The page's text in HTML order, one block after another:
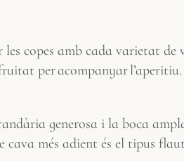
copes amb cada varietat de
per acompanyar
generosa i la boca
més adient és el tipus